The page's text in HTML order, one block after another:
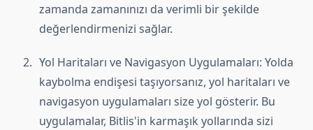
zamanda zamanınızı da verimli bir şekilde
değerlendirmenizi sağlar.
Yol Haritaları ve Navigasyon Uygulamaları: Yolda
kaybolma endişesi taşıyorsanız, yol haritaları ve
navigasyon uygulamaları size yol gösterir. Bu
uygulamalar, Bitlis'in karmaşık yollarında sizi